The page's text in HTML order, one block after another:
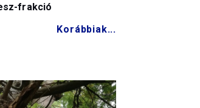
frakció
Korábbiak...